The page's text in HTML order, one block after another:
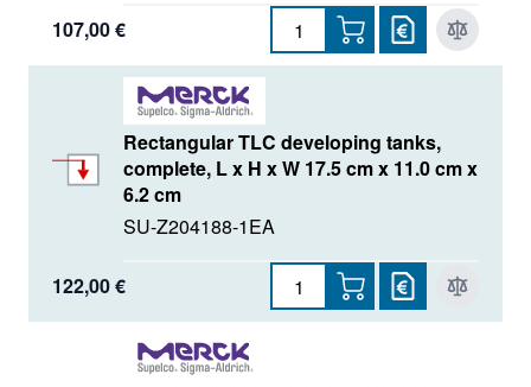
107,00 €
Rectangular TLC developing tanks,
complete, L x H x W 17.5 cm x 11.0 cm x
6.2 cm
SU-Z204188-1EA
122,00 €